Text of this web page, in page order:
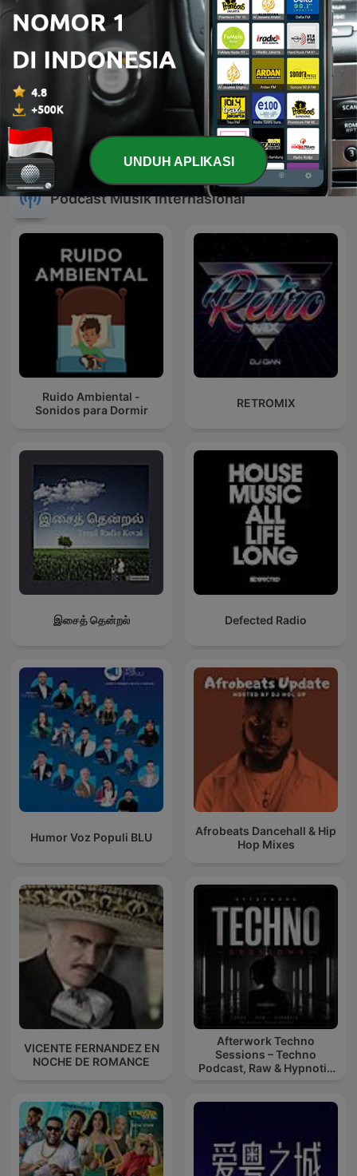
100% Indonesia
Campursari Gak Kalah
Aseq!
Podcast Musik internasional
Ruido Ambiental -
Sonidos para Dormir
RETROMIX
இசைத் தென்றல் Defected Radio
Humor Voz Populi BLU
Afrobeats Dancehall & Hip
Hop Mixes
VICENTE FERNANDEZ EN
NOCHE DE ROMANCE
Afterwork Techno
Sessions – Techno
Podcast, Raw & Hypnotic
UNDUH APLIKASI